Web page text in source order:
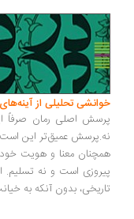
تحلیلی از آینه‌های
اصلی رمان صرفاً این
عمیق‌تر این است:
معنا و هویت خود را حفظ
است و نه تسلیم. او
بدون آنکه به خیانت، گریز